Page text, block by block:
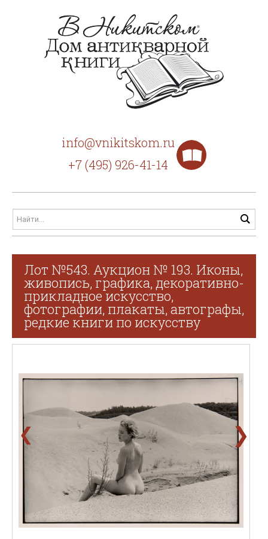
info@vnikitskom.ru
+7 (495) 926-41-14
Лот №543. Аукцион № 193. Иконы,
живопись, графика, декоративно-
прикладное искусство,
фотографии, плакаты, автографы,
редкие книги по искусству
❮ ❯